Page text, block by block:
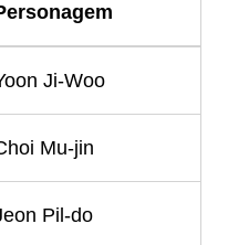
Ji-Woo
Mu-jin
Pil-do